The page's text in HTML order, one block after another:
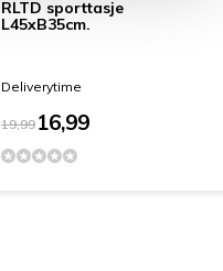
RLTD sporttasje
L45xB35cm.
Deliverytime
19,9916,99